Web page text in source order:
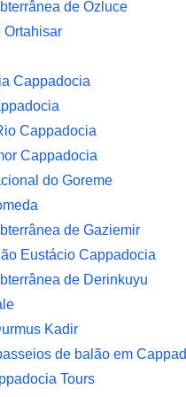
de Ozluce
Ortahisar
Cappadocia
Cappadocia
Cappadocia
do Goreme
de Gaziemir
Eustácio Cappadocia
de Derinkuyu
Kadir
de balão em
Tours